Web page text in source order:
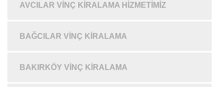
AVCILAR VINÇ KIRALAMA HIZMETIMIZ
BAĞCILAR VINÇ KIRALAMA
BAKIRKÖY VINÇ KIRALAMA